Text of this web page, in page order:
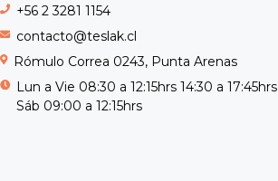
+56 2 3281 1154
contacto@teslak.cl
Rómulo Correa 0243, Punta Arenas
Lun a Vie 08:30 a 12:15hrs 14:30 a 17:45hrs
Sáb 09:00 a 12:15hrs